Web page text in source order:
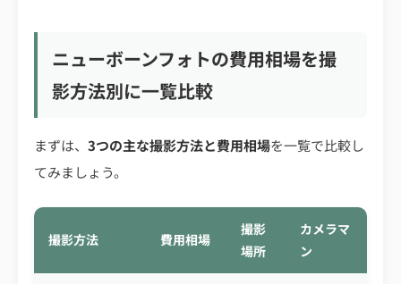
ニューボーンフォトの費用相場を撮
影方法別に一覧比較
まずは、 3つの主な撮影方法と費用相場を一覧で比較し
てみましょう。
撮影方法 費用相場
撮影
場所
カメラマ
ン